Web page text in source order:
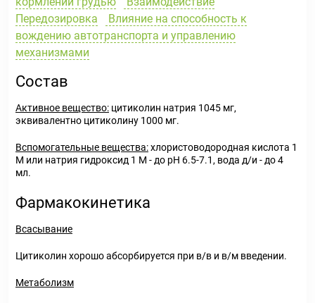
Передозировка
Влияние на способность к
вождению автотранспорта и управлению
механизмами
Состав
Активное вещество: цитиколин натрия 1045 мг,
эквивалентно цитиколину 1000 мг.
Вспомогательные вещества:хлористоводородная кислота 1
М или натрия гидроксид 1 М - до pH 6.5-7.1, вода д/и - до 4
мл.
Фармакокинетика
Всасывание
Цитиколин хорошо абсорбируется при в/в и в/м введении.
Метаболизм